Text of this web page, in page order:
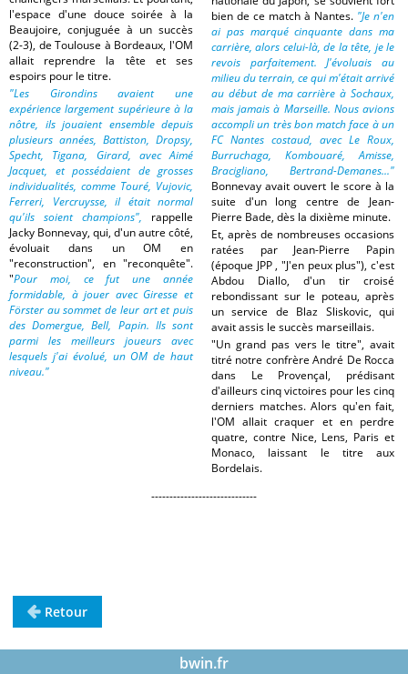
l'espace d'une douce soirée à la
Beaujoire, conjuguée à un succès
(2-3), de Toulouse à Bordeaux, l'OM
allait reprendre la tête et ses
espoirs pour le titre.
"Les Girondins avaient une
expérience largement supérieure à la
nôtre, ils jouaient ensemble depuis
plusieurs années, Battiston, Dropsy,
Specht, Tigana, Girard, avec Aimé
Jacquet, et possédaient de grosses
individualités, comme Touré, Vujovic,
Ferreri, Vercruysse, il était normal
qu'ils soient champions", rappelle
Jacky Bonnevay, qui, d'un autre côté,
évoluait dans un OM en
"reconstruction", en "reconquête".
"Pour moi, ce fut une année
formidable, à jouer avec Giresse et
Förster au sommet de leur art et puis
des Domergue, Bell, Papin. Ils sont
parmi les meilleurs joueurs avec
lesquels j'ai évolué, un OM de haut
niveau."
bien de ce match à Nantes. "Je n'en
ai pas marqué cinquante dans ma
carrière, alors celui-là, de la tête, je le
revois parfaitement. J'évoluais au
milieu du terrain, ce qui m'était arrivé
au début de ma carrière à Sochaux,
mais jamais à Marseille. Nous avions
accompli un très bon match face à un
FC Nantes costaud, avec Le Roux,
Burruchaga, Kombouaré, Amisse,
Bracigliano, Bertrand-Demanes..."
Bonnevay avait ouvert le score à la
suite d'un long centre de Jean-
Pierre Bade, dès la dixième minute.
Et, après de nombreuses occasions
ratées par Jean-Pierre Papin
(époque JPP , "J'en peux plus"), c'est
Abdou Diallo, d'un tir croisé
rebondissant sur le poteau, après
un service de Blaz Sliskovic, qui
avait assis le succès marseillais.
"Un grand pas vers le titre", avait
titré notre confrère André De Rocca
dans Le Provençal, prédisant
d'ailleurs cinq victoires pour les cinq
derniers matches. Alors qu'en fait,
l'OM allait craquer et en perdre
quatre, contre Nice, Lens, Paris et
Monaco, laissant le titre aux
Bordelais.
-----------------------------
Retour
bwin.fr